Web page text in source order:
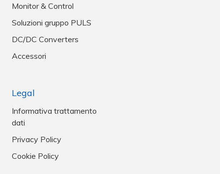
Monitor & Control
Soluzioni gruppo PULS
DC/DC Converters
Accessori
Legal
Informativa trattamento
dati
Privacy Policy
Cookie Policy